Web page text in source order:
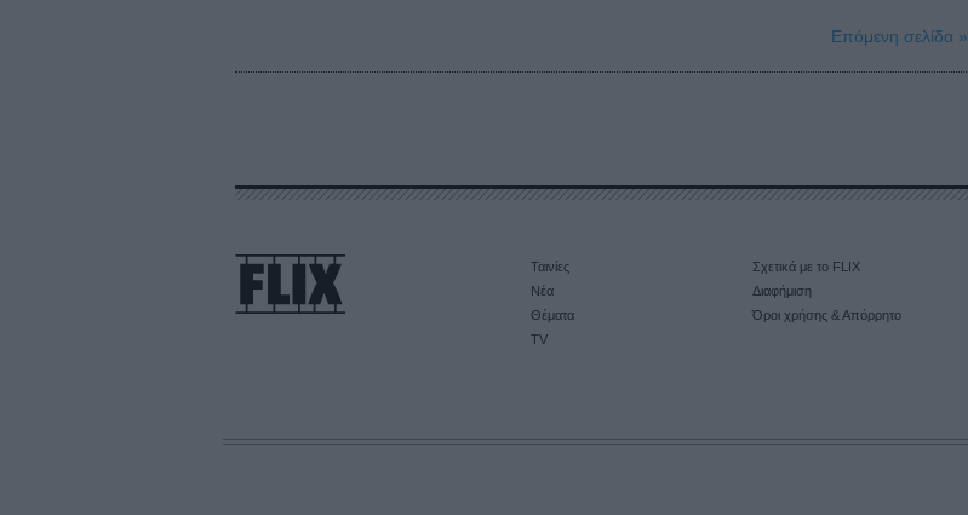
Επόμενη σελίδα »
Ταινίες
Νέα
Θέματα
TV
Σχετικά με το FLIX
Διαφήμιση
Όροι χρήσης & Απόρρητο